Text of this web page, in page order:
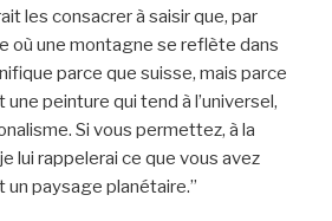
les consacrer à saisir que, par
où une montagne se reflète dans
parce que suisse, mais parce
peinture qui tend à l’universel,
Si vous permettez, à la
lui rappelerai ce que vous avez
un paysage planétaire.”